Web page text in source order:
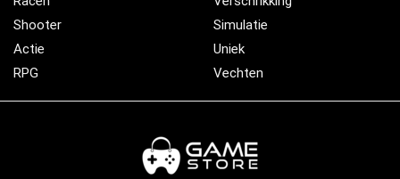
Shooter
Actie
RPG
Simulatie
Uniek
Vechten